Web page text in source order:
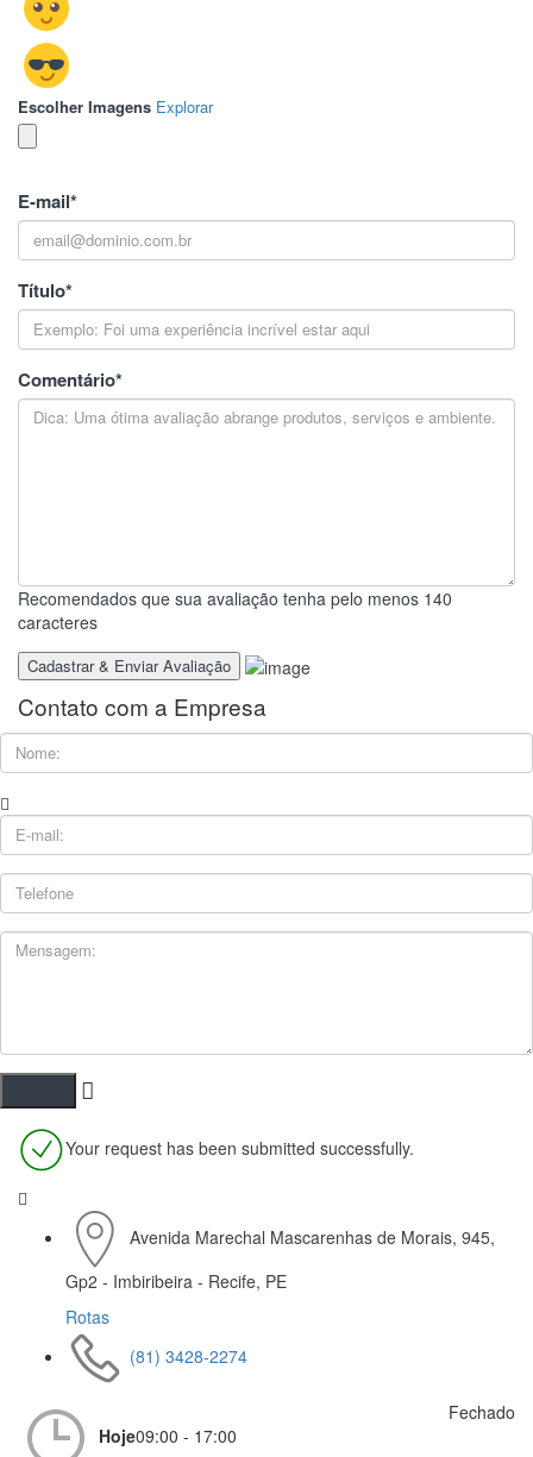
Escolher Imagens Explorar
E-mail*
Título*
Comentário*
Recomendados que sua avaliação tenha pelo menos 140
caracteres
Contato com a Empresa
Your request has been submitted successfully.
Avenida Marechal Mascarenhas de Morais, 945,
Gp2 - Imbiribeira - Recife, PE
Rotas
(81) 3428-2274
Hoje
Fechado
09:00 - 17:00